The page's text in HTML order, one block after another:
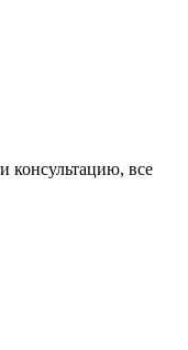
консультацию, все